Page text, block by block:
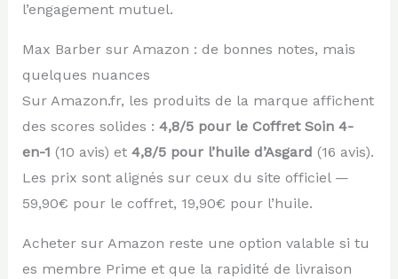
l’engagement mutuel.
Max Barber sur Amazon : de bonnes notes, mais
quelques nuances
Sur Amazon.fr, les produits de la marque affichent
des scores solides : 4,8/5 pour le Coffret Soin 4-
en-1 (10 avis) et 4,8/5 pour l’huile d’Asgard (16 avis).
Les prix sont alignés sur ceux du site officiel —
59,90€ pour le coffret, 19,90€ pour l’huile.
Acheter sur Amazon reste une option valable si tu
es membre Prime et que la rapidité de livraison